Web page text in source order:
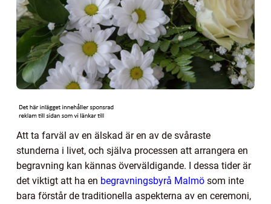
Att ta farväl av en älskad är en av de svåraste
stunderna i livet, och själva processen att arrangera en
begravning kan kännas överväldigande. I dessa tider är
det viktigt att ha en begravningsbyrå Malmö som inte
bara förstår de traditionella aspekterna av en ceremoni,